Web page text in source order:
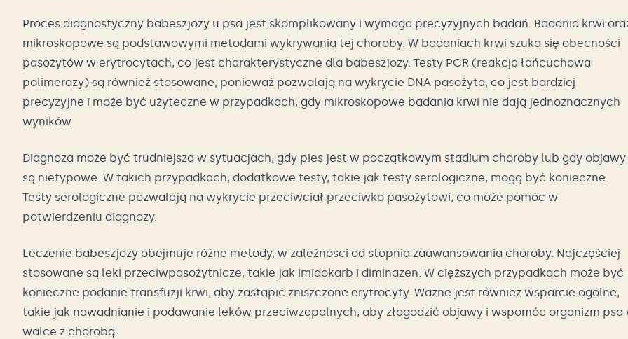
Proces diagnostyczny babeszjozy u psa jest skomplikowany i wymaga precyzyjnych badań. Badania krwi
mikroskopowe są podstawowymi metodami wykrywania tej choroby. W badaniach krwi szuka się obecności
pasożytów w erytrocytach, co jest charakterystyczne dla babeszjozy. Testy PCR (reakcja łańcuchowa
polimerazy) są również stosowane, ponieważ pozwalają na wykrycie DNA pasożyta, co jest bardziej
precyzyjne i może być użyteczne w przypadkach, gdy mikroskopowe badania krwi nie dają jednoznacznych
wyników.
Diagnoza może być trudniejsza w sytuacjach, gdy pies jest w początkowym stadium choroby lub gdy objawy
są nietypowe. W takich przypadkach, dodatkowe testy, takie jak testy serologiczne, mogą być konieczne.
Testy serologiczne pozwalają na wykrycie przeciwciał przeciwko pasożytowi, co może pomóc w
potwierdzeniu diagnozy.
Leczenie babeszjozy obejmuje różne metody, w zależności od stopnia zaawansowania choroby. Najczęściej
stosowane są leki przeciwpasożytnicze, takie jak imidokarb i diminazen. W cięższych przypadkach może być
konieczne podanie transfuzji krwi, aby zastąpić zniszczone erytrocyty. Ważne jest również wsparcie ogólne,
takie jak nawadnianie i podawanie leków przeciwzapalnych, aby złagodzić objawy i wspomóc organizm psa
walce z chorobą.